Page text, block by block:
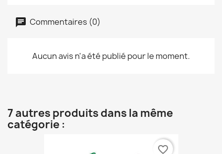
Commentaires (0)
Aucun avis n'a été publié pour le moment.
7 autres produits dans la même
catégorie :
favorite_border